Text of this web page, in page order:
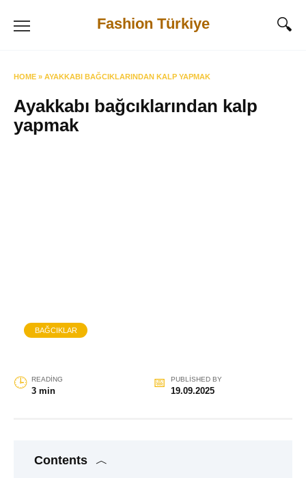
Fashion Türkiye
HOME » AYAKKABI BAĞCIKLARINDAN KALP YAPMAK
Ayakkabı bağcıklarından kalp
yapmak
BAĞCIKLAR
READING
3 min
PUBLISHED BY
19.09.2025
Contents